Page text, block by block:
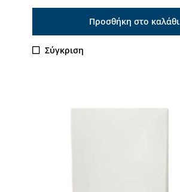
Προσθήκη στο καλάθι
Σύγκριση